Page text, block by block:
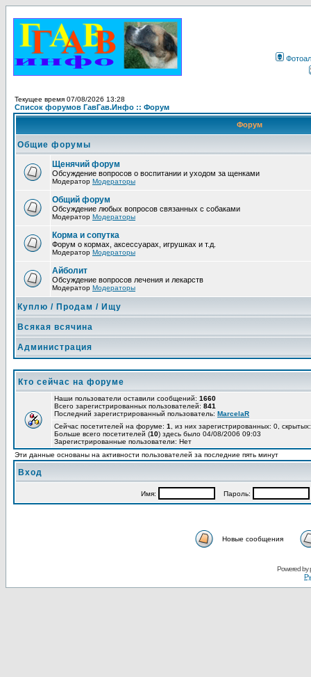
Текущее время 07/08/2026 13:28
Список форумов ГавГав.Инфо :: Форум
Форум
Общие форумы
Щенячий форум
Обсуждение вопросов о воспитании и уходом за щенками
Модератор Модераторы
Общий форум
Обсуждение любых вопросов связанных с собаками
Модератор Модераторы
Корма и сопутка
Форум о кормах, аксессуарах, игрушках и т.д.
Модератор Модераторы
Айболит
Обсуждение вопросов лечения и лекарств
Модератор Модераторы
Куплю / Продам / Ищу
Всякая всячина
Администрация
Кто сейчас на форуме
Наши пользователи оставили сообщений: 1660
Всего зарегистрированных пользователей: 841
Последний зарегистрированный пользователь: MarcelaR
Сейчас посетителей на форуме: 1
, из них зарегистрированных: 0,
Больше всего посетителей (10) здесь было 04/08/2006 09:03
Зарегистрированные пользователи: Нет
Эти данные основаны на активности пользователей за последние пять минут
Вход
Имя: Пароль:
Новые сообщения
Powered by